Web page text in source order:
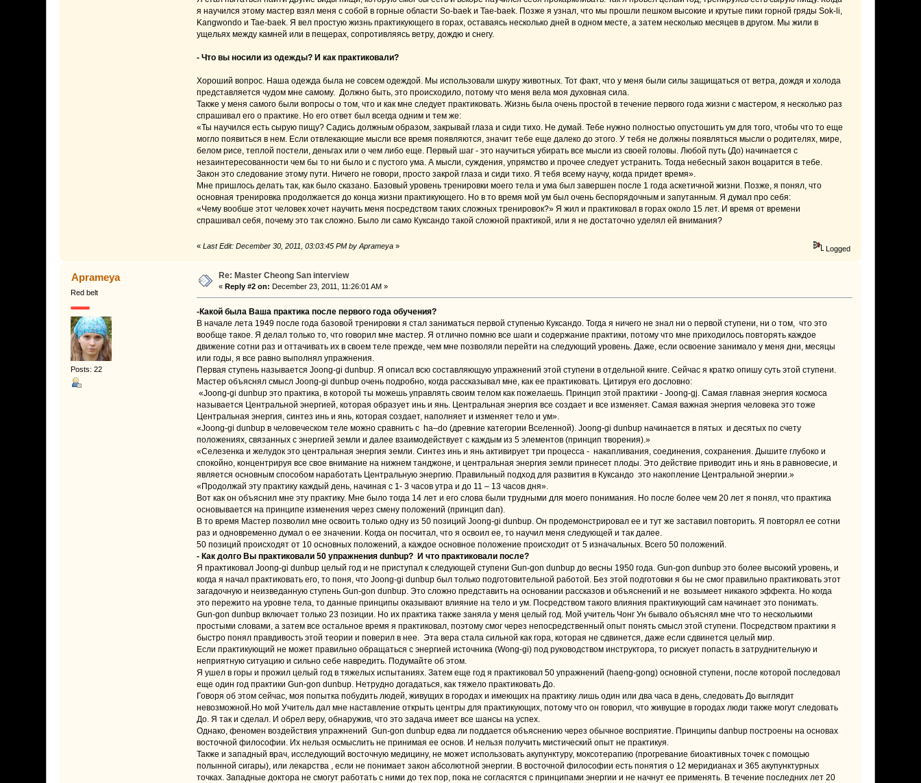
я научился этому мастер взял меня с собой в горные области So-baek и Tae-baek. Позже я узнал, что мы прошли пешком высокие и крутые пики горной гряды Sok-li,
Kangwondo и Tae-baek. Я вел простую жизнь практикующего в горах, оставаясь несколько дней в одном месте, а затем несколько месяцев в другом. Мы жили в
ущельях между камней или в пещерах, сопротивляясь ветру, дождю и снегу.
- Что вы носили из одежды? И как практиковали?
Хороший вопрос. Наша одежда была не совсем одеждой. Мы использовали шкуру животных. Тот факт, что у меня были силы защищаться от ветра, дождя и холода
представляется чудом мне самому. Должно быть, это происходило, потому что меня вела моя духовная сила.
Также у меня самого были вопросы о том, что и как мне следует практиковать. Жизнь была очень простой в течение первого года жизни с мастером, я несколько раз
спрашивал его о практике. Но его ответ был всегда одним и тем же:
«Ты научился есть сырую пищу? Садись должным образом, закрывай глаза и сиди тихо. Не думай. Тебе нужно полностью опустошить ум для того, чтобы что то еще
могло появиться в нем. Если отвлекающие мысли все время появляются, значит тебе еще далеко до этого. У тебя не должны появляться мысли о родителях, мире,
белом рисе, теплой постели, деньгах или о чем либо еще. Первый шаг - это научиться убирать все мысли из своей головы. Любой путь (До) начинается с
незаинтересованности чем бы то ни было и с пустого ума. А мысли, суждения, упрямство и прочее следует устранить. Тогда небесный закон воцарится в тебе.
Закон это следование этому пути. Ничего не говори, просто закрой глаза и сиди тихо. Я тебя всему научу, когда придет время».
Мне пришлось делать так, как было сказано. Базовый уровень тренировки моего тела и ума был завершен после 1 года аскетичной жизни. Позже, я понял, что
основная тренировка продолжается до конца жизни практикующего. Но в то время мой ум был очень беспорядочным и запутанным. Я думал про себя:
«Чему вообше этот человек хочет научить меня посредством таких сложных тренировок?» Я жил и практиковал в горах около 15 лет. И время от времени
спрашивал себя, почему это так сложно. Было ли само Куксандо такой сложной практикой, или я не достаточно уделял ей внимания?
« Last Edit: December 30, 2011, 03:03:45 PM by Aprameya» Logged
Aprameya
Red belt
Posts: 22
Re: Master Cheong San interview
« Reply #2 on: December 23, 2011, 11:26:01 AM »
-Какой была Ваша практика после первого года обучения?
В начале лета 1949 после года базовой тренировки я стал заниматься первой ступенью Куксандо. Тогда я ничего не знал ни о первой ступени, ни о том, что это
вообще такое. Я делал только то, что говорил мне мастер. Я отлично помню все шаги и содержание практики, потому что мне приходилось повторять каждое
движение сотни раз и оттачивать их в своем теле прежде, чем мне позволяли перейти на следующий уровень. Даже, если освоение занимало у меня дни, месяцы
или годы, я все равно выполнял упражнения.
Первая ступень называется Joong-gi dunbup. Я описал всю составляющую упражнений этой ступени в отдельной книге. Сейчас я кратко опишу суть этой ступени.
Мастер объяснял смысл Joong-gi dunbup очень подробно, когда рассказывал мне, как ее практиковать. Цитируя его дословно:
«Joong-gi dunbup это практика, в которой ты можешь управлять своим телом как пожелаешь. Принцип этой практики - Joong-gj. Самая главная энергия космоса
называется Центральной энергией, которая образует инь и янь. Центральная энергия все создает и все изменяет. Самая важная энергия человека это тоже
Центральная энергия, синтез инь и янь, которая создает, наполняет и изменяет тело и ум».
«Joong-gi dunbup в человеческом теле можно сравнить с ha–do (древние категории Вселенной). Joong-gi dunbup начинается в пятых и десятых по счету
положениях, связанных с энергией земли и далее взаимодействует с каждым из 5 элементов (принцип творения).»
«Селезенка и желудок это центральная энергия земли. Синтез инь и янь активирует три процесса - накапливания, соединения, сохранения. Дышите глубоко и
спокойно, концентрируя все свое внимание на нижнем танджоне, и центральная энергия земли принесет плоды. Это действие приводит инь и янь в равновесие, и
является основным способом наработать Центральную энергию. Правильный подход для развития в Куксандо это накопление Центральной энергии.»
«Продолжай эту практику каждый день, начиная с 1- 3 часов утра и до 11 – 13 часов дня».
Вот как он объяснил мне эту практику. Мне было тогда 14 лет и его слова были трудными для моего понимания. Но после более чем 20 лет я понял, что практика
основывается на принципе изменения через смену положений (принцип dan).
В то время Мастер позволил мне освоить только одну из 50 позиций Joong-gi dunbup. Он продемонстрировал ее и тут же заставил повторить. Я повторял ее сотни
раз и одновременно думал о ее значении. Когда он посчитал, что я освоил ее, то научил меня следующей и так далее.
50 позиций происходят от 10 основных положений, а каждое основное положение происходит от 5 изначальных. Всего 50 положений.
- Как долго Вы практиковали 50 упражнения dunbup? И что практиковали после?
Я практиковал Joong-gi dunbup целый год и не приступал к следующей ступени Gun-gon dunbup до весны 1950 года. Gun-gon dunbup это более высокий уровень, и
когда я начал практиковать его, то поня, что Joong-gi dunbup был только подготовительной работой. Без этой подготовки я бы не смог правильно практиковать этот
загадочную и неизведанную ступень Gun-gon dunbup. Это сложно представить на основании рассказов и объяснений и не возымеет никакого эффекта. Но когда
это пережито на уровне тела, то данные принципы оказывают влияние на тело и ум. Посредством такого влияния практикующий сам начинает это понимать.
Gun-gon dunbup включает только 23 позиции. Но их практика также заняла у меня целый год. Мой учитель Чонг Ун бывало объяснял мне что то несколькими
простыми словами, а затем все остальное время я практиковал, поэтому смог через непосредственный опыт понять смысл этой ступени. Посредством практики я
быстро понял правдивость этой теории и поверил в нее. Эта вера стала сильной как гора, которая не сдвинется, даже если сдвинется целый мир.
Если практикующий не может правильно обращаться с энергией источника (Wong-gi) под руководством инструктора, то рискует попасть в затруднительную и
неприятную ситуацию и сильно себе навредить. Подумайте об этом.
Я ушел в горы и прожил целый год в тяжелых испытаниях. Затем еще год я практиковал 50 упражнений (haeng-gong) основной ступени, после которой последовал
еще один год практики Gun-gon dunbup. Нетрудно догадаться, как тяжело практиковать До.
Говоря об этом сейчас, моя попытка побудить людей, живущих в городах и имеющих на практику лишь один или два часа в день, следовать До выглядит
невозможной.Но мой Учитель дал мне наставление открыть центры для практикующих, потому что он говорил, что живущие в городах люди также могут следовать
До. Я так и сделал. И обрел веру, обнаружив, что это задача имеет все шансы на успех.
Однако, феномен воздействия упражнений Gun-gon dunbup едва ли поддается объяснению через обычное восприятие. Принципы danbup построены на основах
восточной философии. Их нельзя осмыслить не принимая ее основ. И нельзя получить мистический опыт не практикуя.
Также и западный врач, исследующий восточную медицину, не может использовать акупунктуру, моксотерапию (прогревание биоактивных точек с помощью
полынной сигары), или лекарства , если не понимает закон абсолютной энергии. В восточной философии есть понятия о 12 меридианах и 365 акупунктурных
точках. Западные доктора не смогут работать с ними до тех пор, пока не согласятся с принципами энергии и не начнут ее применять. В течение последних лет 20